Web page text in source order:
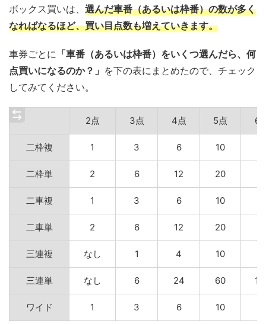
ボックス買いは、 選んだ車番（あるいは枠番）の数が多く
なればなるほど、買い目点数も増えていきます。
車券ごとに 「車番（あるいは枠番）をいくつ選んだら、何
点買いになるのか？」 を下の表にまとめたので、チェック
してみてください。
2点 3点 4点 5点 6
二枠複 1 3 6 10
二枠単 2 6 12 20
二車複 1 3 6 10
二車単 2 6 12 20
三連複 なし 1 4 10
三連単 なし 6 24 60
ワイド 1 3 6 10